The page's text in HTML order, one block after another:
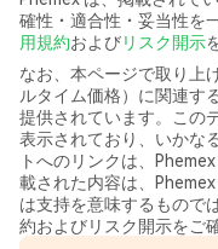
確性・適合性・妥当性を
用規約およびリスク開示
なお、本ページで取り上
ルタイム価格）に関連す
提供されています。この
表示されており、いかな
トへのリンクは、
載された内容は、
は支持を意味するもので
約およびリスク開示をご